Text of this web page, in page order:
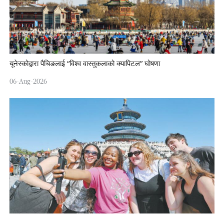
यूनेस्कोद्वारा पैचिङलाई “विश्व वास्तुकलाको क्यापिटल” घोषणा
06-Aug-2026